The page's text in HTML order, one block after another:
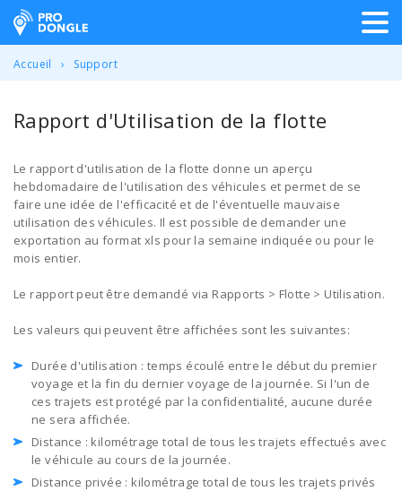
ProDongle Géolocalisation
Accueil Support
Rapport d'Utilisation de la flotte
Le rapport d'utilisation de la flotte donne un aperçu
hebdomadaire de l'utilisation des véhicules et permet de se
faire une idée de l'efficacité et de l'éventuelle mauvaise
utilisation des véhicules. Il est possible de demander une
exportation au format xls pour la semaine indiquée ou pour le
mois entier.
Le rapport peut être demandé via Rapports > Flotte > Utilisation.
Les valeurs qui peuvent être affichées sont les suivantes:
Durée d'utilisation : temps écoulé entre le début du premier
voyage et la fin du dernier voyage de la journée. Si l'un de
ces trajets est protégé par la confidentialité, aucune durée
ne sera affichée.
Distance : kilométrage total de tous les trajets effectués avec
le véhicule au cours de la journée.
Distance privée : kilométrage total de tous les trajets privés